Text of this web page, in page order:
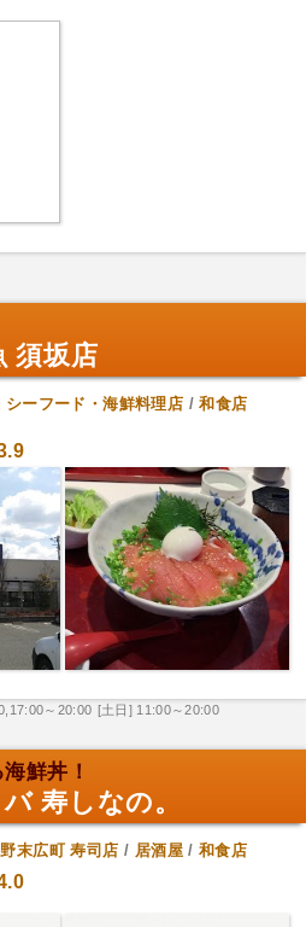
須坂店
シーフード・海鮮料理店 /和食店
～20:00 [土日] 11:00～20:00
鮮丼！
寿しなの。
末広町 寿司店 / 居酒屋/和食店